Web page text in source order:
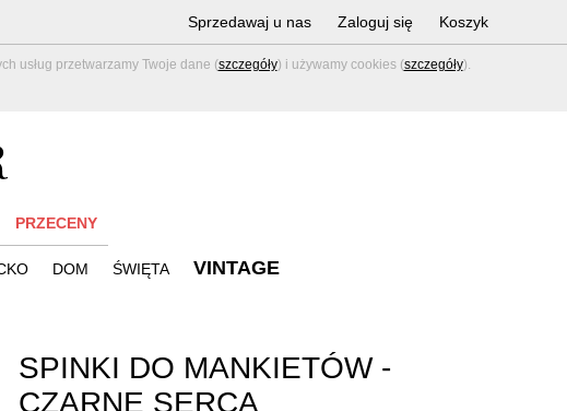
usług przetwarzamy Twoje dane (szczegóły) i używamy cookies (szczegóły).
Sprzedawaj u nas Zaloguj się Koszyk
PRZECENY
DOM ŚWIĘTA VINTAGE
SPINKI DO MANKIETÓW -
CZARNE SERCA